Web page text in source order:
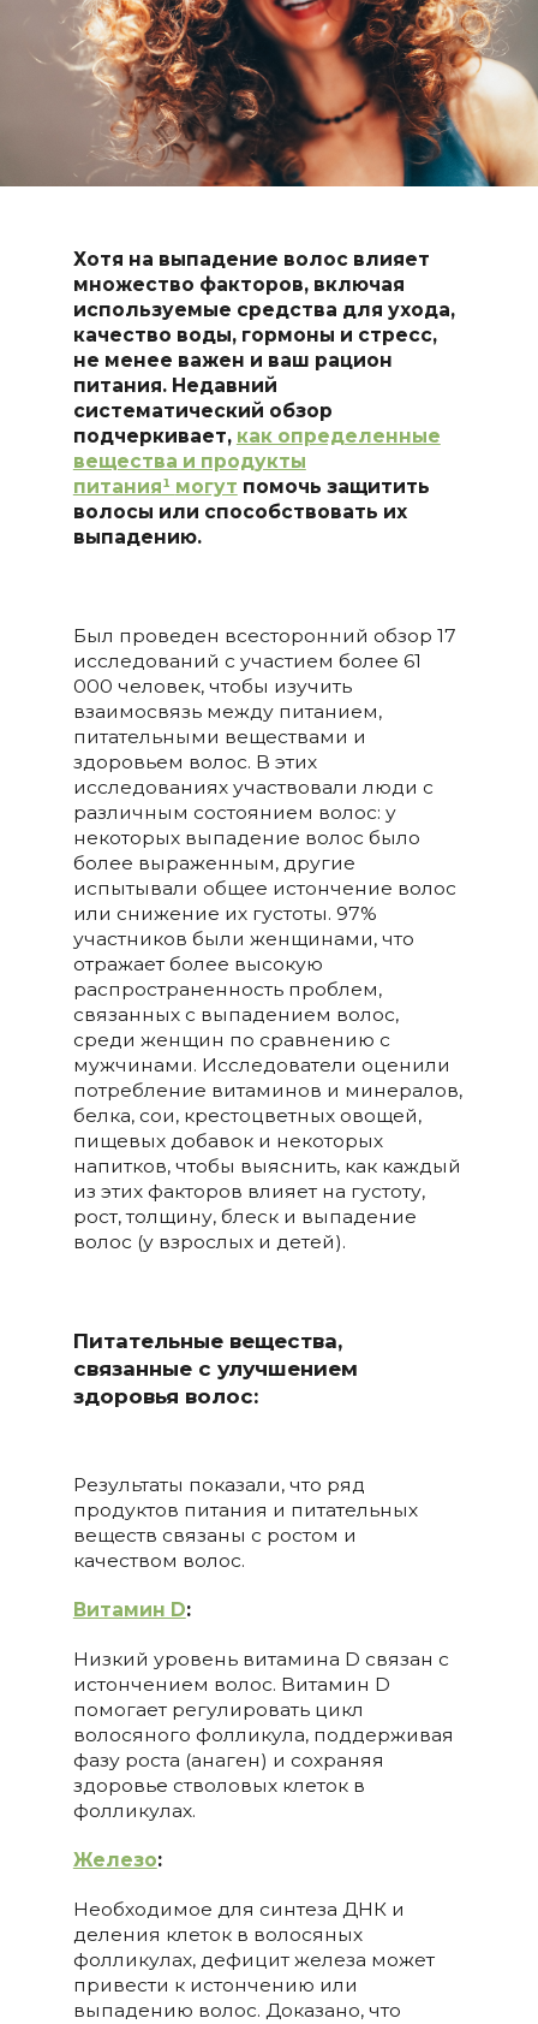
Хотя на выпадение волос влияет
множество факторов, включая
используемые средства для ухода,
качество воды, гормоны и стресс,
не менее важен и ваш рацион
питания. Недавний
систематический обзор
подчеркивает, как определенные
вещества и продукты
питания¹ могут помочь защитить
волосы или способствовать их
выпадению.
Был проведен всесторонний обзор 17
исследований с участием более 61
000 человек, чтобы изучить
взаимосвязь между питанием,
питательными веществами и
здоровьем волос. В этих
исследованиях участвовали люди с
различным состоянием волос: у
некоторых выпадение волос было
более выраженным, другие
испытывали общее истончение волос
или снижение их густоты. 97%
участников были женщинами, что
отражает более высокую
распространенность проблем,
связанных с выпадением волос,
среди женщин по сравнению с
мужчинами. Исследователи оценили
потребление витаминов и минералов,
белка, сои, крестоцветных овощей,
пищевых добавок и некоторых
напитков, чтобы выяснить, как каждый
из этих факторов влияет на густоту,
рост, толщину, блеск и выпадение
волос (у взрослых и детей).
Питательные вещества,
связанные с улучшением
здоровья волос:
Результаты показали, что ряд
продуктов питания и питательных
веществ связаны с ростом и
качеством волос.
Витамин D:
Низкий уровень витамина D связан с
истончением волос. Витамин D
помогает регулировать цикл
волосяного фолликула, поддерживая
фазу роста (анаген) и сохраняя
здоровье стволовых клеток в
фолликулах.
Железо:
Необходимое для синтеза ДНК и
деления клеток в волосяных
фолликулах, дефицит железа может
привести к истончению или
выпадению волос. Доказано, что